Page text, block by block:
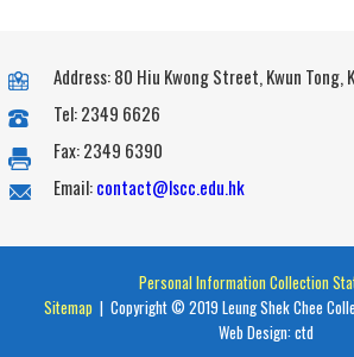
Address: 80 Hiu Kwong Street, Kwun Tong,
Tel: 2349 6626
Fax: 2349 6390
Email:contact@lscc.edu.hk
Personal Information Collection
Sitemap | Copyright © 2019 Leung Shek Chee
Web Design: ctd